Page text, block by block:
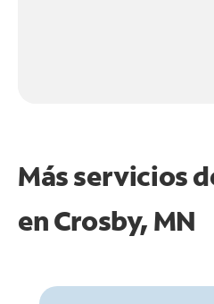
Más servicios
enCrosby, MN